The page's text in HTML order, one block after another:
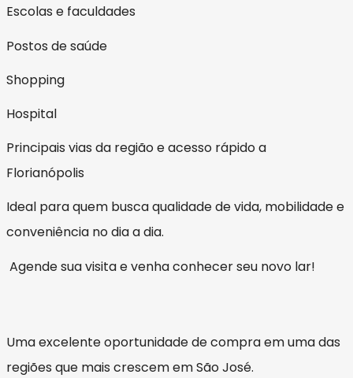
Escolas e faculdades
Postos de saúde
Shopping
Hospital
Principais vias da região e acesso rápido a
Florianópolis
Ideal para quem busca qualidade de vida, mobilidade e
conveniência no dia a dia.
Agende sua visita e venha conhecer seu novo lar!
Uma excelente oportunidade de compra em uma das
regiões que mais crescem em São José.